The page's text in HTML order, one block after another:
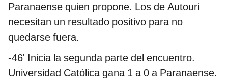
Paranaense quien propone. Los de Autouri
necesitan un resultado positivo para no
quedarse fuera.
-46' Inicia la segunda parte del encuentro.
Universidad Católica gana 1 a 0 a Paranaense.